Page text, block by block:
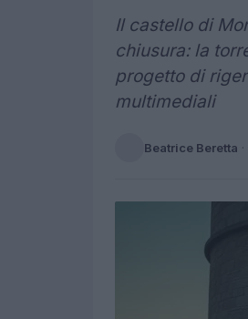
Il castello di
chiusura: la
progetto di
multimediali
Beatrice Beretta ·